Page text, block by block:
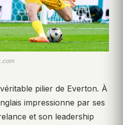
pilier de Everton. À
impressionne par ses
et son leadership